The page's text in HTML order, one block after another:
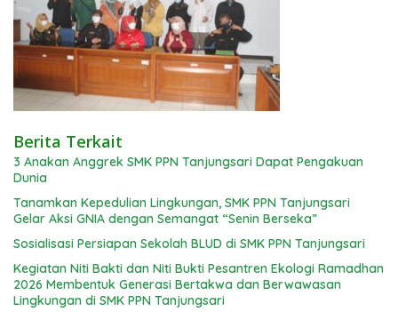
Berita Terkait
3 Anakan Anggrek SMK PPN Tanjungsari Dapat Pengakuan
Dunia
Tanamkan Kepedulian Lingkungan, SMK PPN Tanjungsari
Gelar Aksi GNIA dengan Semangat “Senin Berseka”
Sosialisasi Persiapan Sekolah BLUD di SMK PPN Tanjungsari
Kegiatan Niti Bakti dan Niti Bukti Pesantren Ekologi Ramadhan
2026 Membentuk Generasi Bertakwa dan Berwawasan
Lingkungan di SMK PPN Tanjungsari